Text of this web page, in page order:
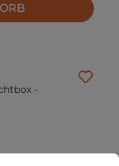
bestmögliche